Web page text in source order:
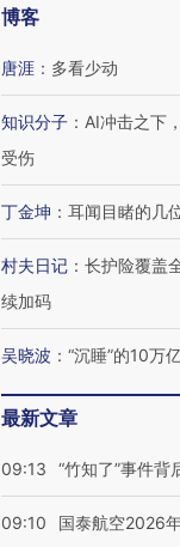
博客
唐涯 ： 多看少动
知识分子 ： AI冲击之下
受伤
丁金坤 ： 耳闻目睹的几
村夫日记 ： 长护险覆盖
续加码
吴晓波 ： “沉睡”的10万
最新文章
09:13 “竹知了”事件背
09:10
国泰航空2026